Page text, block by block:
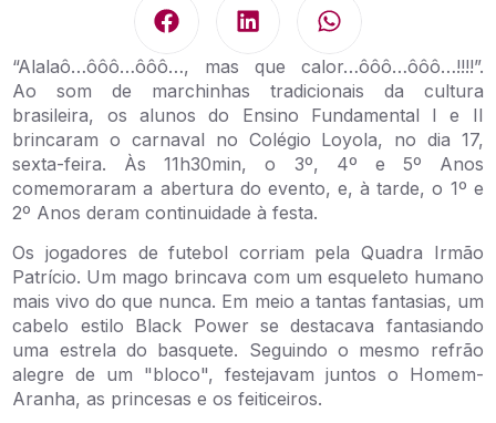
“Alalaô…ôôô…ôôô…, mas que calor…ôôô…ôôô…!!!!”.
Ao som de marchinhas tradicionais da cultura
brasileira, os alunos do Ensino Fundamental I e II
brincaram o carnaval no Colégio Loyola, no dia 17,
sexta-feira. Às 11h30min, o 3º, 4º e 5º Anos
comemoraram a abertura do evento, e, à tarde, o 1º e
2º Anos deram continuidade à festa.
Os jogadores de futebol corriam pela Quadra Irmão
Patrício. Um mago brincava com um esqueleto humano
mais vivo do que nunca. Em meio a tantas fantasias, um
cabelo estilo Black Power se destacava fantasiando
uma estrela do basquete. Seguindo o mesmo refrão
alegre de um "bloco", festejavam juntos o Homem-
Aranha, as princesas e os feiticeiros.